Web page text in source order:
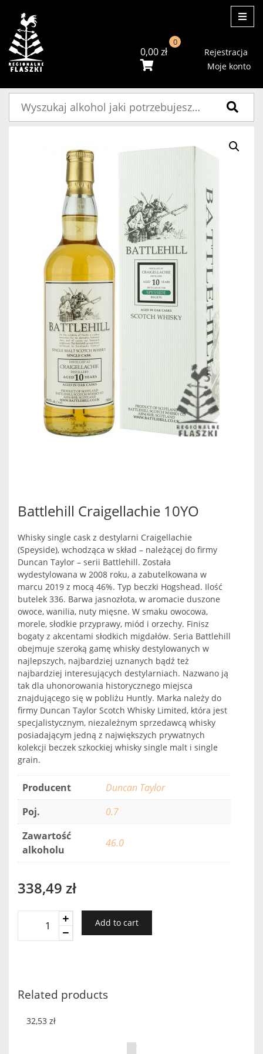
0,00zł
0
Rejestracja
Moje konto
Battlehill Craigellachie 10YO
Whisky single cask z destylarni Craigellachie
(Speyside), wchodząca w skład – należącej do firmy
Duncan Taylor – serii Battlehill. Została
wydestylowana w 2008 roku, a zabutelkowana w
marcu 2019 z mocą 46%. Typ beczki Hogshead. Ilość
butelek 336. Barwa jasnozłota, w aromacie duszone
owoce, wanilia, nuty mięsne. W smaku owocowa,
morele, słodkie przyprawy, miód i orzechy. Finisz
bogaty z akcentami słodkich migdałów. Seria Battlehill
obejmuje szeroką gamę whisky destylowanych w
najlepszych, najbardziej uznanych bądź też
najbardziej interesujących destylarniach. Nazwano ją
tak dla uhonorowania historycznego miejsca
znajdującego się w pobliżu Huntly. Marka należy do
firmy Duncan Taylor Scotch Whisky Limited, która jest
specjalistycznym, niezależnym sprzedawcą whisky
posiadającym jedną z największych prywatnych
kolekcji beczek szkockiej whisky single malt i single
grain.
Producent
Duncan Taylor
Poj.
0.7
Zawartość
alkoholu
46.0
338,49 zł
Craigellachie
Add to cart
Related products
32,53 zł